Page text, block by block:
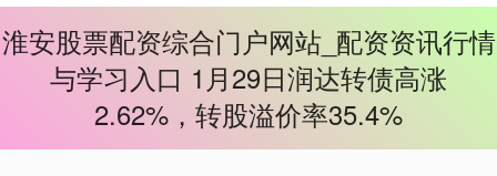
淮安股票配资综合门户网站_配资资讯行情
与学习入口 1月29日润达转债高涨
2.62%，转股溢价率35.4%